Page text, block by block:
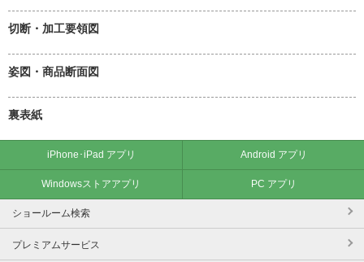
切断・加工要領図
姿図・商品断面図
裏表紙
iPhone･iPad アプリ Android アプリ
Windowsストアアプリ PC アプリ
ショールーム検索
プレミアムサービス